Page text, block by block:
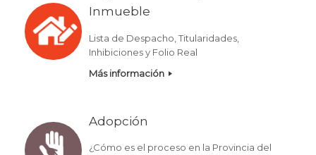
Inmueble
Lista de Despacho, Titularidades,
Inhibiciones y Folio Real
Más información
Adopción
¿Cómo es el proceso en la Provincia del